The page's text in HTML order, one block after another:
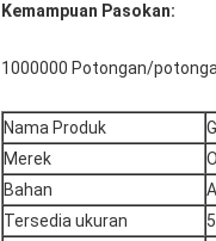
Kemampuan Pasokan:
1000000 Potongan/
Nama Produk
Merek
Bahan
Tersedia ukuran